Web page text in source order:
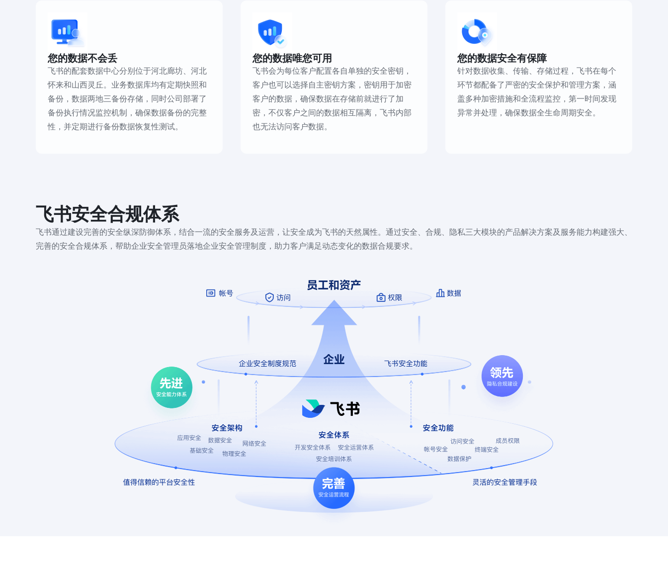
您的数据不会丢
飞书的配套数据中心分别位于河北廊坊、河北
怀来和山西灵丘。业务数据库均有定期快照和
备份，数据两地三备份存储，同时公司部署了
备份执行情况监控机制，确保数据备份的完整
性，并定期进行备份数据恢复性测试。
您的数据唯您可用
飞书会为每位客户配置各自单独的安全密钥，
客户也可以选择自主密钥方案，密钥用于加密
客户的数据，确保数据在存储前就进行了加
密，不仅客户之间的数据相互隔离，飞书内部
也无法访问客户数据。
您的数据安全有保障
针对数据收集、传输、存储过程，飞书在每个
环节都配备了严密的安全保护和管理方案，涵
盖多种加密措施和全流程监控，第一时间发现
异常并处理，确保数据全生命周期安全。
飞书安全合规体系
飞书通过建设完善的安全纵深防御体系，结合一流的安全服务及运营，让安全成为飞书的天然属性。通过安全、合规、隐私三大模块的产品解决方案及服务能力构建强大、
完善的安全合规体系，帮助企业安全管理员落地企业安全管理制度，助力客户满足动态变化的数据合规要求。